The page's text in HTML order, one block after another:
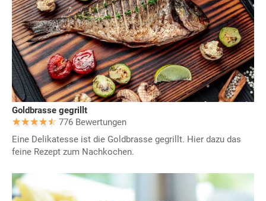
Goldbrasse gegrillt
776 Bewertungen
Eine Delikatesse ist die Goldbrasse gegrillt. Hier dazu das
feine Rezept zum Nachkochen.